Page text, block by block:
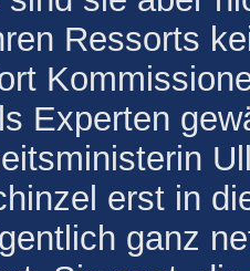
Ressorts
Experten
erst in
ganz